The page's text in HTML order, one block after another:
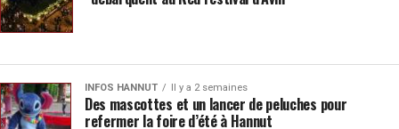
INFOS HANNUT Il y a 2 semaines
Des mascottes et un lancer de peluches pour
refermer la foire d’été à Hannut